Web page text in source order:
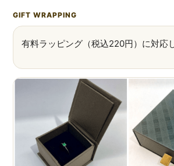
GIFT WRAPPING
有料ラッピング（税込220円）に対応